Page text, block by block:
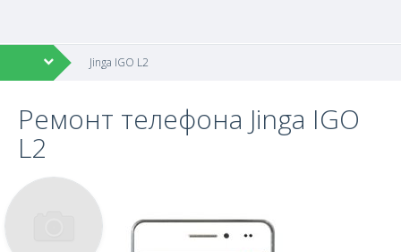
Jinga IGO L2
Ремонт телефона Jinga IGO
L2